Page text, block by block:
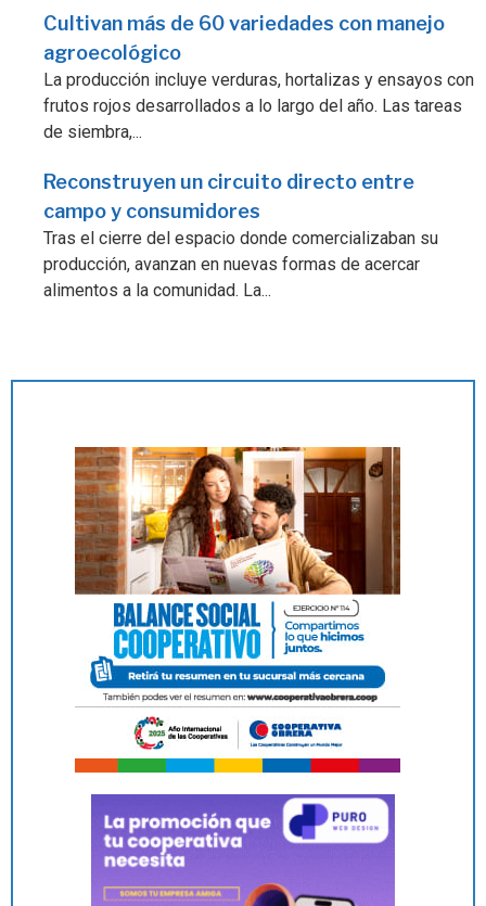
Cultivan más de 60 variedades con manejo
agroecológico
La producción incluye verduras, hortalizas y ensayos con
frutos rojos desarrollados a lo largo del año. Las tareas
de siembra,...
Reconstruyen un circuito directo entre
campo y consumidores
Tras el cierre del espacio donde comercializaban su
producción, avanzan en nuevas formas de acercar
alimentos a la comunidad. La...